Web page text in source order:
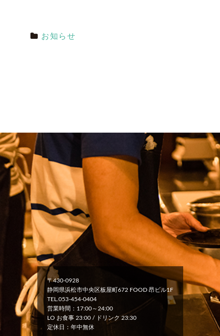
お知らせ
〒430-0928
静岡県浜松市中央区板屋町672 FOOD 昂ビル1F
TEL.053-454-0404
営業時間：17:00～24:00
LO お食事 23:00 / ドリンク 23:30
定休日：年中無休